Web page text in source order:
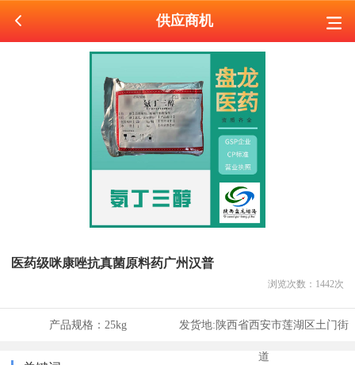
供应商机
医药级咪康唑抗真菌原料药广州汉普
浏览次数： 1442次
产品规格： 25kg 发货地:陕西省西安市莲湖区土门街
道